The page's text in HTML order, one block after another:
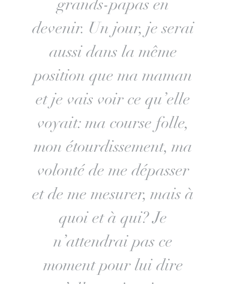
grands-papas en
devenir. Un jour, je serai
aussi dans la même
position que ma maman
et je vais voir ce qu’elle
voyait: ma course folle,
mon étourdissement, ma
volonté de me dépasser
et de me mesurer, mais à
quoi et à qui? Je
n’attendrai pas ce
moment pour lui dire